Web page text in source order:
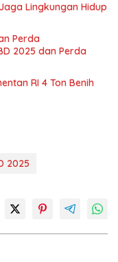
Lingkungan Hidup
Perda
2025 dan Perda
RI 4 Ton Benih
2025